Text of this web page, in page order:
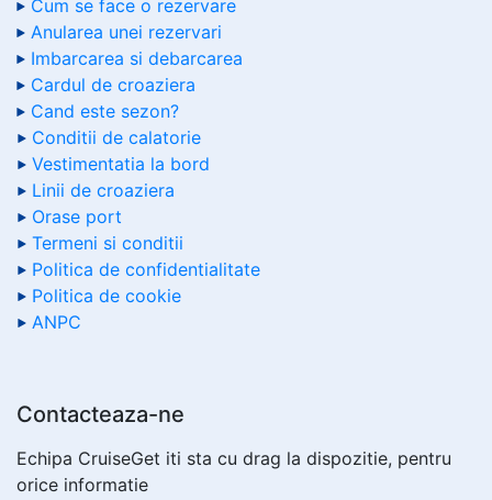
Cum se face o rezervare
Anularea unei rezervari
Imbarcarea si debarcarea
Cardul de croaziera
Cand este sezon?
Conditii de calatorie
Vestimentatia la bord
Linii de croaziera
Orase port
Termeni si conditii
Politica de confidentialitate
Politica de cookie
ANPC
Contacteaza-ne
Echipa CruiseGet iti sta cu drag la dispozitie, pentru
orice informatie